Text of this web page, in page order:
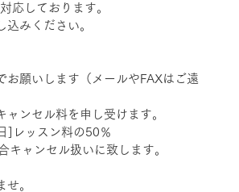
応しております。
みください。
お願いします（メールやFAXはご遠
ャンセル料を申し受けます。
]レッスン料の50％
合キャンセル扱いに致します。
ませ。